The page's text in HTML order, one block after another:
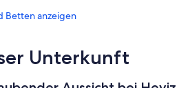
Betten anzeigen
Unterkunft